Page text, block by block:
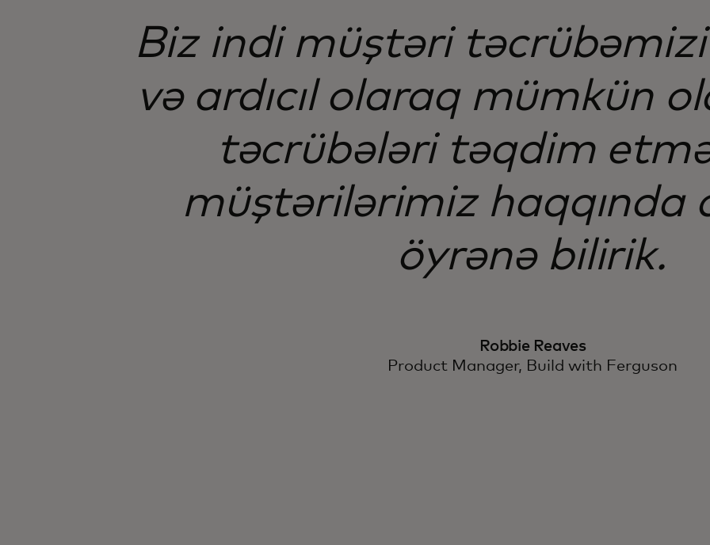
Biz indi müştəri
və ardıcıl olaraq mümkün
təcrübələri təqdim
müştərilərimiz haqqında
öyrənə bilirik.
Robbie Reaves
Product Manager, Build with Ferguson